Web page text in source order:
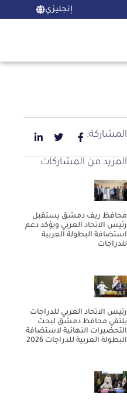
إنجليزي
المشاركة:
المزيد من المشاركات
محافظ ريف دمشق يستقبل
رئيس الاتحاد العربي ويؤكد دعم
استضافة البطولة العربية
للدراجات
رئيس الاتحاد العربي للدراجات
يلتقي محافظ دمشق لبحث
التحضيرات النهائية لاستضافة
البطولة العربية للدراجات 2026